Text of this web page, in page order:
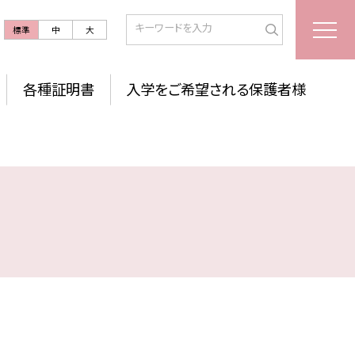
標準 中 大
各種証明書 入学をご希望される保護者様